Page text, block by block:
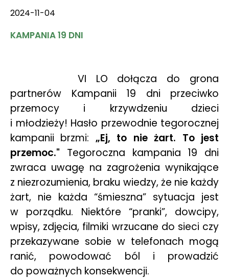
2024-11-04
KAMPANIA 19 DNI
VI LO dołącza do grona
partnerów Kampanii 19 dni przeciwko
przemocy i krzywdzeniu dzieci
i młodzieży! Hasło przewodnie tegorocznej
kampanii brzmi: „Ej, to nie żart. To jest
przemoc." Tegoroczna kampania 19 dni
zwraca uwagę na zagrożenia wynikające
z niezrozumienia, braku wiedzy, że nie każdy
żart, nie każda “śmieszna” sytuacja jest
w porządku. Niektóre “pranki”, dowcipy,
wpisy, zdjęcia, filmiki wrzucane do sieci czy
przekazywane sobie w telefonach mogą
ranić, powodować ból i prowadzić
do poważnych konsekwencji.